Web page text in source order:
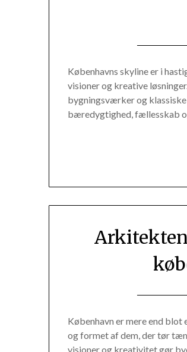
Københavns skyline er i
visioner og kreative
bygningsværker og klassiske
bæredygtighed, fællesskab
København er mere end blot
og formet af dem, der tør
visioner og kreativitet gør